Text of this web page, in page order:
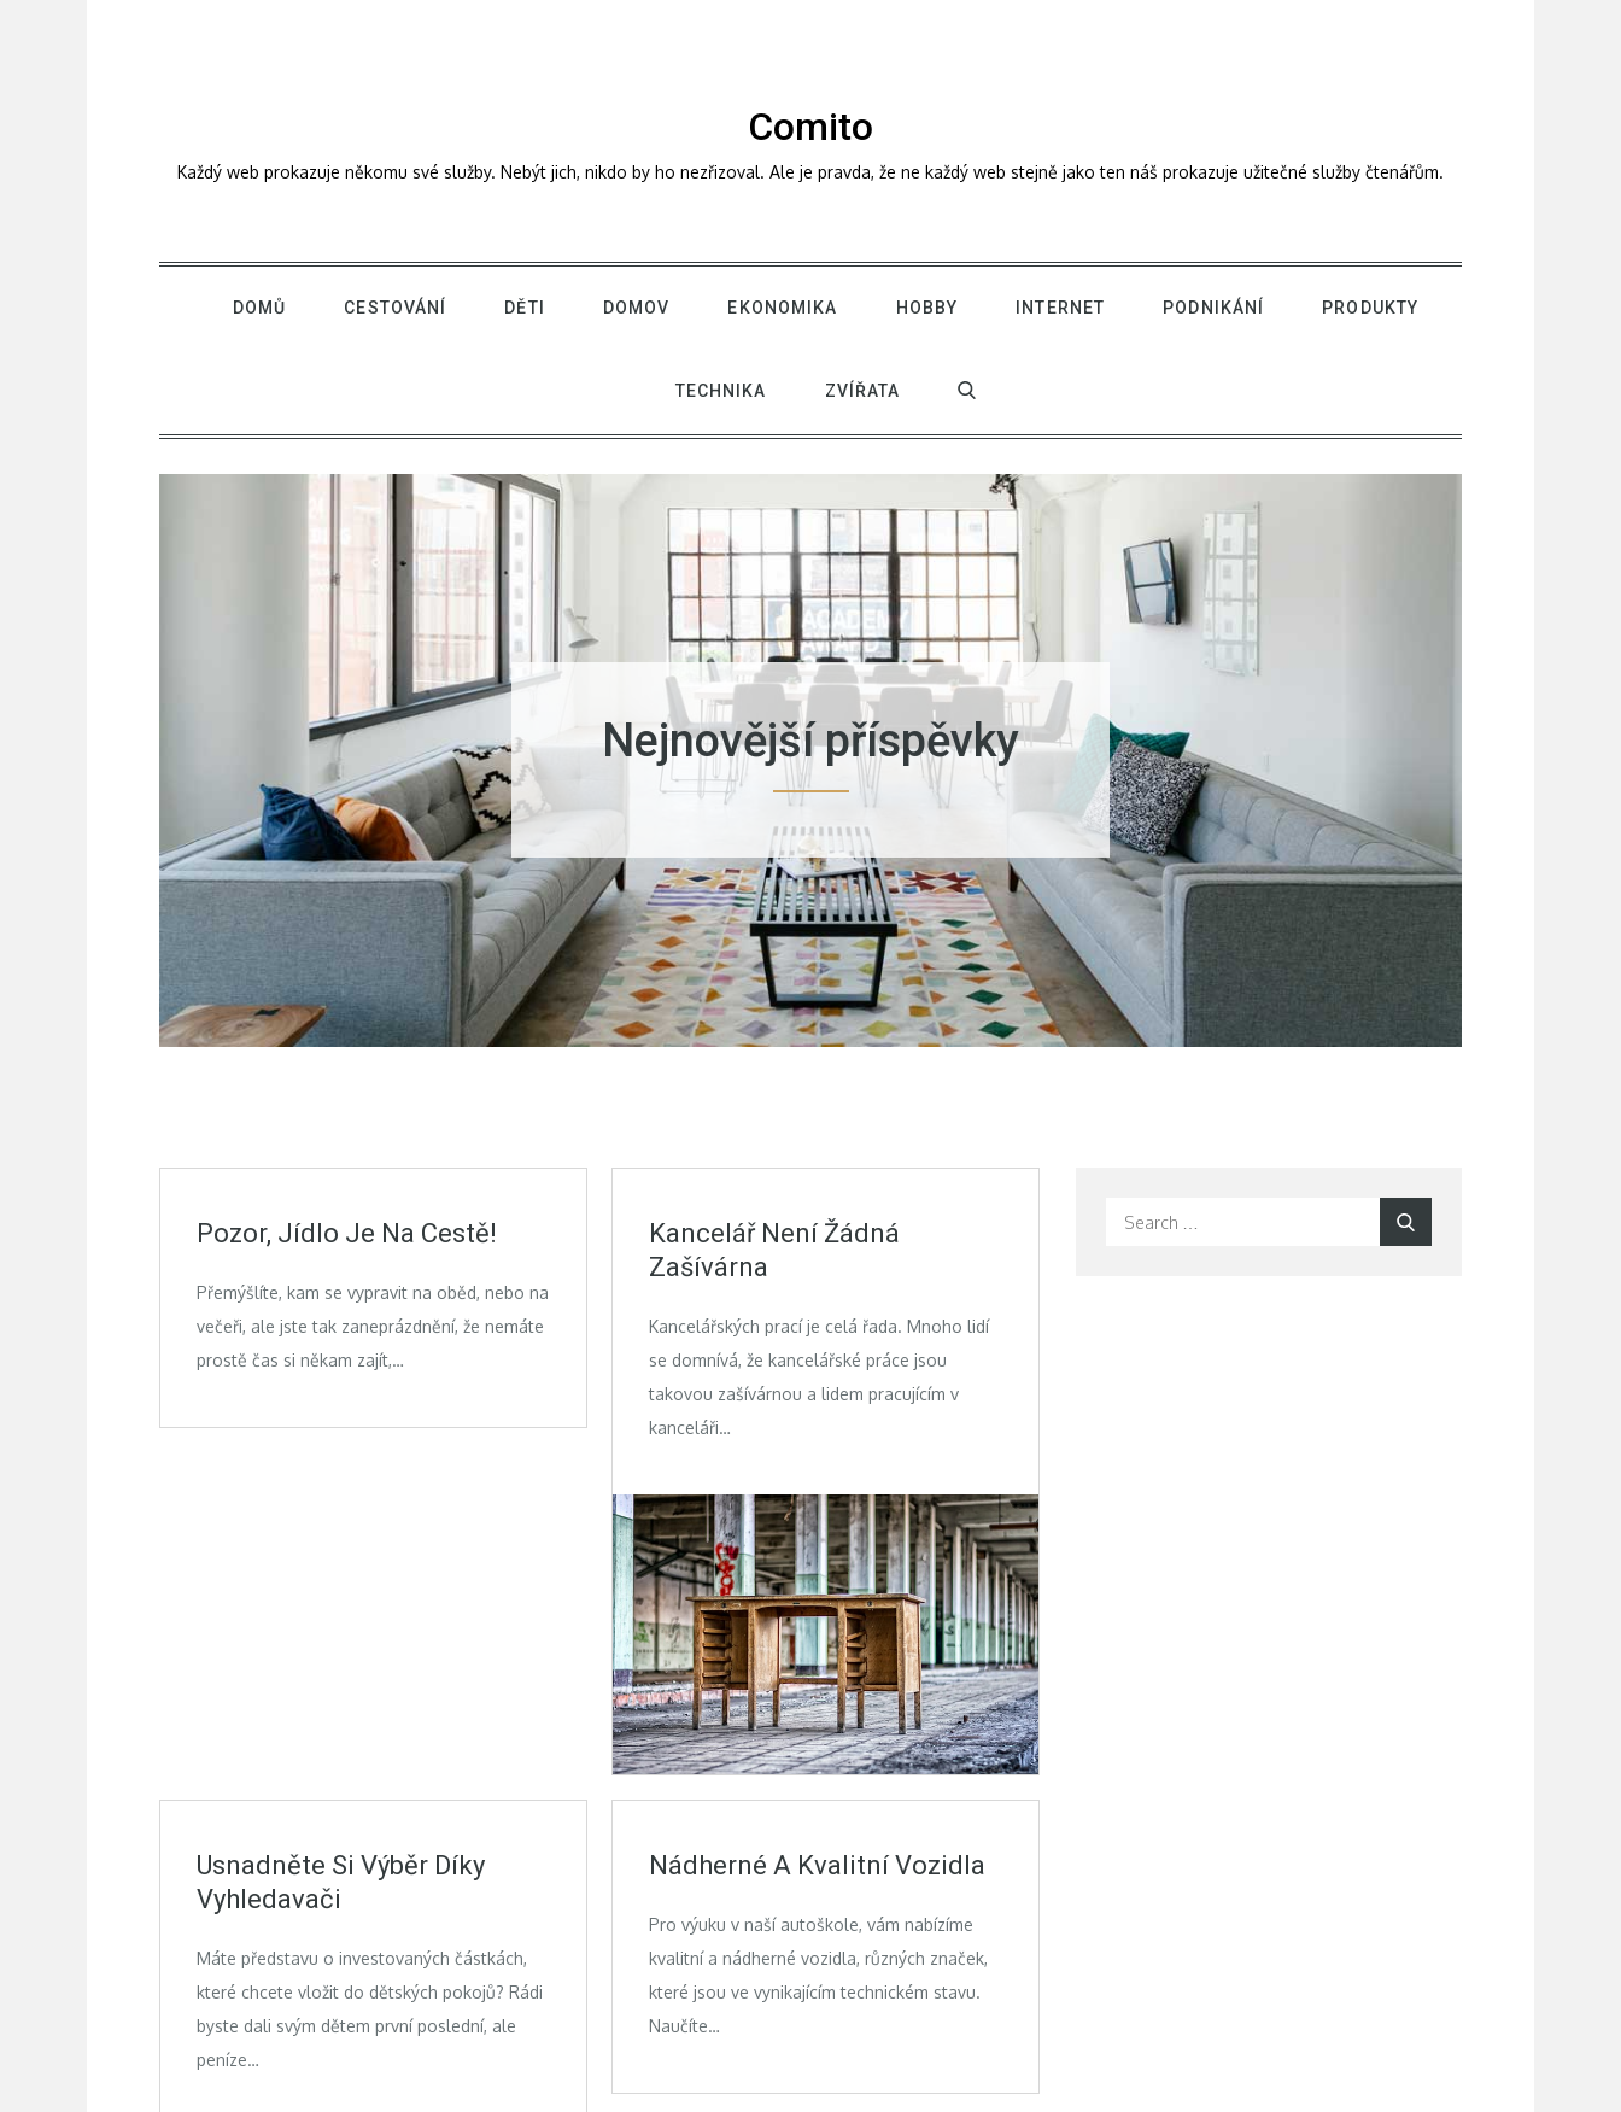
Comito
Každý web prokazuje někomu své služby. Nebýt jich, nikdo by ho nezřizoval. Ale je pravda, že ne každý web stejně jako ten náš prokazuje užitečné služby čtenářům.
DOMŮ CESTOVÁNÍ DĚTI DOMOV EKONOMIKA HOBBY INTERNET PODNIKÁNÍ PRODUKTY
TECHNIKA ZVÍŘATA
Nejnovější příspěvky
Pozor, Jídlo Je Na Cestě!
Přemýšlíte, kam se vypravit na oběd, nebo na
večeři, ale jste tak zaneprázdnění, že nemáte
prostě čas si někam zajít,…
Kancelář Není Žádná
Zašívárna
Kancelářských prací je celá řada. Mnoho lidí
se domnívá, že kancelářské práce jsou
takovou zašívárnou a lidem pracujícím v
kanceláři…
Usnadněte Si Výběr Díky
Vyhledavači
Máte představu o investovaných částkách,
které chcete vložit do dětských pokojů? Rádi
byste dali svým dětem první poslední, ale
peníze…
Nádherné A Kvalitní Vozidla
Pro výuku v naší autoškole, vám nabízíme
kvalitní a nádherné vozidla, různých značek,
které jsou ve vynikajícím technickém stavu.
Naučíte…
Search